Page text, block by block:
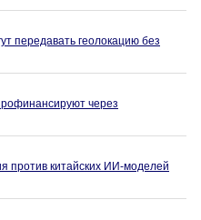
передавать геолокацию без
через
против китайских ИИ-моделей